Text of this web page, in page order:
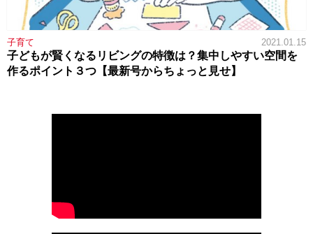
子育て 2021.01.15
子どもが賢くなるリビングの特徴は？集中しやすい空間を
作るポイント３つ【最新号からちょっと見せ】